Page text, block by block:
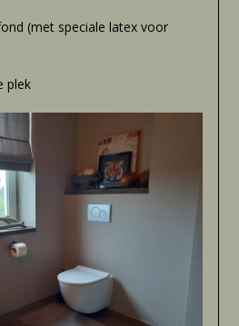
(met speciale latex voor
plek